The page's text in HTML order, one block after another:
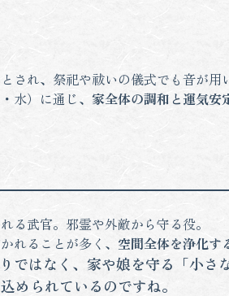
され、祭祀や祓いの儀式でも音が用
水）に通じ、 家全体の調和と運気安
る武官。邪霊や外敵から守る役。
れることが多く、 空間全体を浄化す
ではなく、家や娘を守る「小さ
められているのですね。